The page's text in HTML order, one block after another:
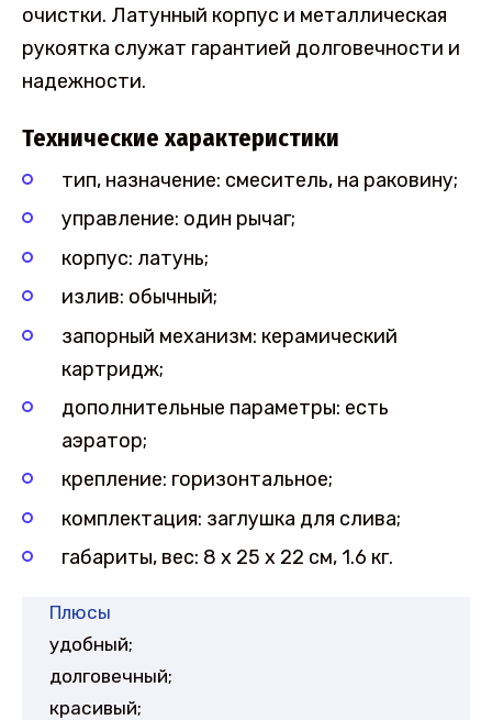
очистки. Латунный корпус и металлическая
рукоятка служат гарантией долговечности и
надежности.
Технические характеристики
тип, назначение: смеситель, на раковину;
управление: один рычаг;
корпус: латунь;
излив: обычный;
запорный механизм: керамический
картридж;
дополнительные параметры: есть
аэратор;
крепление: горизонтальное;
комплектация: заглушка для слива;
габариты, вес: 8 х 25 х 22 см, 1.6 кг.
Плюсы
удобный;
долговечный;
красивый;